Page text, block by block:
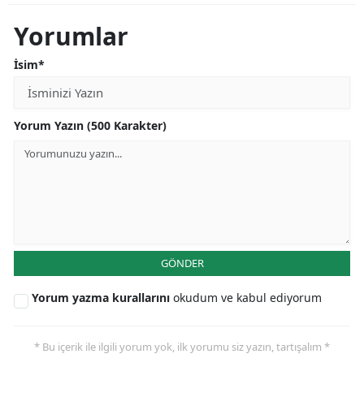
Yorumlar
İsim*
Yorum Yazın (500 Karakter)
GÖNDER
Yorum yazma kurallarını okudum ve kabul ediyorum
* Bu içerik ile ilgili yorum yok, ilk yorumu siz yazın, tartışalım *